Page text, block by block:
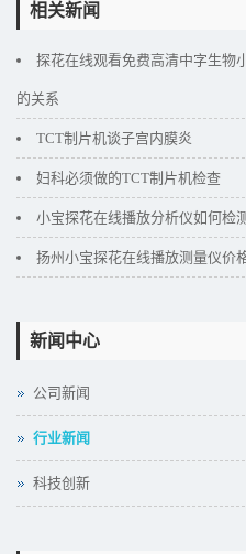
相关新闻
探花在线观看免费高清中字生物
的关系
TCT制片机谈子宫内膜炎
妇科必须做的TCT制片机检查
小宝探花在线播放分析仪如何检
扬州小宝探花在线播放测量仪价
新闻中心
公司新闻
行业新闻
科技创新